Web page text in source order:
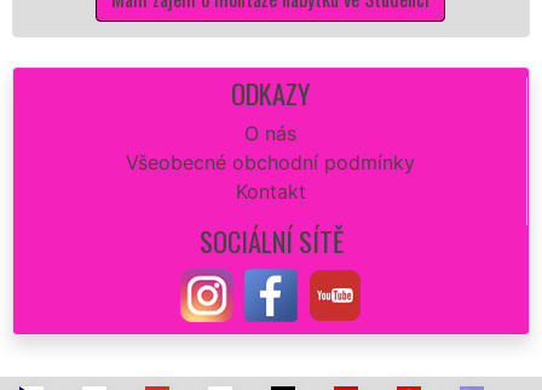
ODKAZY
O nás
Všeobecné obchodní podmínky
Kontakt
SOCIÁLNÍ SÍTĚ